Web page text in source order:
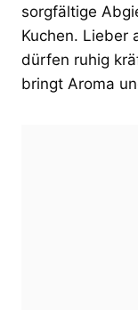
sorgfältige
Kuchen. Lieber
dürfen ruhig
bringt Aroma